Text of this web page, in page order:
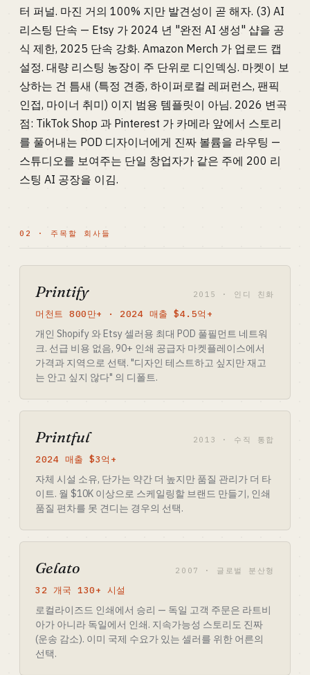
터 퍼널. 마진 거의 100% 지만 발견성이 곧 해자. (3) AI
리스팅 단속 — Etsy 가 2024 년 "완전 AI 생성" 샵을 공
식 제한, 2025 단속 강화. Amazon Merch 가 업로드 캡
설정. 대량 리스팅 농장이 주 단위로 디인덱싱. 마켓이 보
상하는 건 틈새 (특정 견종, 하이퍼로컬 레퍼런스, 팬픽
인접, 마이너 취미) 이지 범용 템플릿이 아님. 2026 변곡
점: TikTok Shop 과 Pinterest 가 카메라 앞에서 스토리
를 풀어내는 POD 디자이너에게 진짜 볼륨을 라우팅 —
스튜디오를 보여주는 단일 창업자가 같은 주에 200 리
스팅 AI 공장을 이김.
02 · 주목할 회사들
Printify 2015 · 인디 친화
머천트 800만+ · 2024 매출 $4.5억+
개인 Shopify 와 Etsy 셀러용 최대 POD 풀필먼트 네트워
크. 선급 비용 없음, 90+ 인쇄 공급자 마켓플레이스에서
가격과 지역으로 선택. "디자인 테스트하고 싶지만 재고
는 안고 싶지 않다" 의 디폴트.
Printful 2013 · 수직 통합
2024 매출 $3억+
자체 시설 소유, 단가는 약간 더 높지만 품질 관리가 더 타
이트. 월 $10K 이상으로 스케일링할 브랜드 만들기, 인쇄
품질 편차를 못 견디는 경우의 선택.
Gelato 2007 · 글로벌 분산형
32 개국 130+ 시설
로컬라이즈드 인쇄에서 승리 — 독일 고객 주문은 라트비
아가 아니라 독일에서 인쇄. 지속가능성 스토리도 진짜
(운송 감소). 이미 국제 수요가 있는 셀러를 위한 어른의
선택.